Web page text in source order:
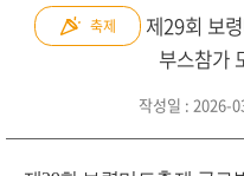
축제
제29회 보
부스참가
작성일 : 2026-